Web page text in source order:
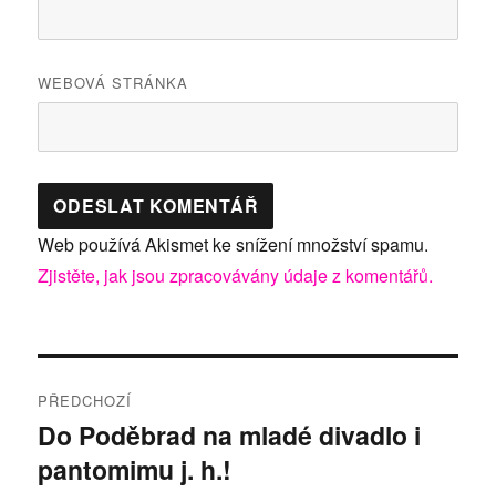
WEBOVÁ STRÁNKA
Web používá Akismet ke snížení množství spamu.
Zjistěte, jak jsou zpracovávány údaje z komentářů.
pro
příspěvek
PŘEDCHOZÍ
Předchozí
příspěvek:
Do Poděbrad na mladé divadlo i
pantomimu j. h.!